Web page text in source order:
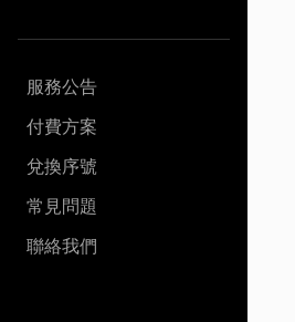
服務公告
付費方案
兌換序號
常見問題
聯絡我們